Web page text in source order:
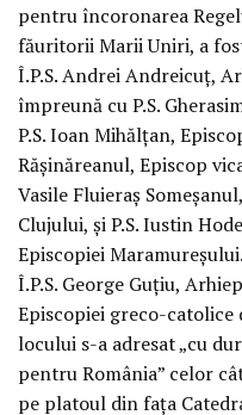
pentru încoronarea
făuritorii Marii Uniri, a
Î.P.S. Andrei Andreicuţ,
împreună cu P.S.
P.S. Ioan Mihălţan,
Răşinăreanul, Episcop
Vasile Fluieraş
Clujului, şi P.S. Iustin
Episcopiei
Î.P.S. George Guţiu,
Episcopiei greco-
locului s-a adresat „cu
pentru România” celor
pe platoul din faţa